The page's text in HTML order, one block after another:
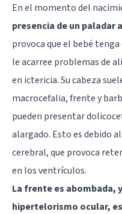
En el momento del
presencia de un paladar
provoca que el bebé
le acarree problemas de
en ictericia. Su cabeza
macrocefalia, frente y
pueden presentar
alargado. Esto es debido
cerebral, que provoca
en los ventrículos.
La frente es abombada,
hipertelorismo ocular,